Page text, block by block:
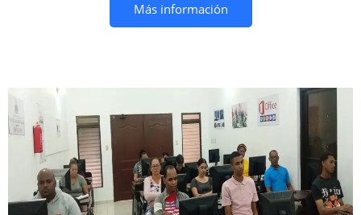
Más información